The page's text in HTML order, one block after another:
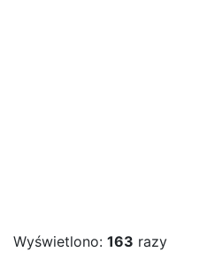
Wyświetlono: 163 razy